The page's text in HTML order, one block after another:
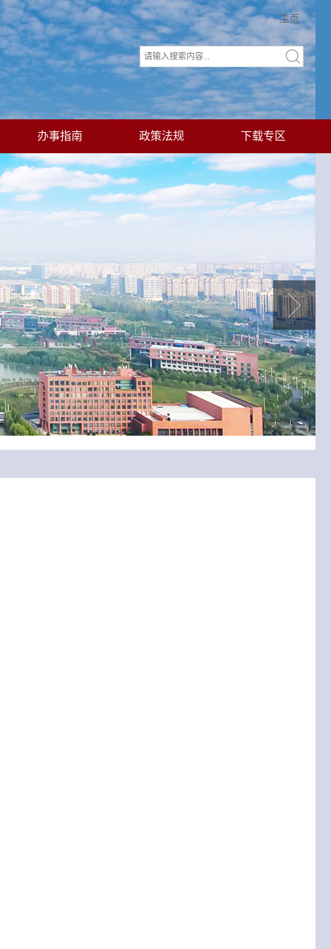
主页
办事指南 政策法规 下载专区